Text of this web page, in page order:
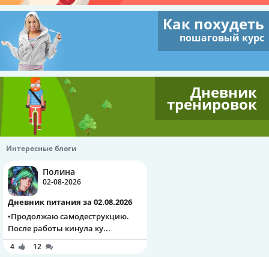
Как похудеть
пошаговый курс
Дневник
тренировок
Интересные блоги
Полина
02-08-2026
Дневник питания за 02.08.2026
▪️Продолжаю самодеструкцию.
После работы кинула ку...
4 12